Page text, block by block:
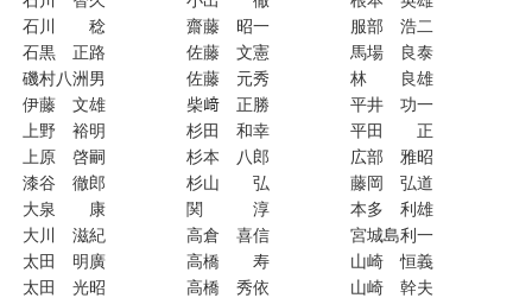
石川 稔
石黒 正路
磯村八洲男
伊藤 文雄
上野 裕明
上原 啓嗣
漆谷 徹郎
大泉 康
大川 滋紀
太田 明廣
太田 光昭
齋藤 昭一
佐藤 文憲
佐藤 元秀
柴﨑 正勝
杉田 和幸
杉本 八郎
杉山 弘
関 淳
高倉 喜信
高橋 寿
高橋 秀依
服部 浩二
馬場 良泰
林 良雄
平井 功一
平田 正
広部 雅昭
藤岡 弘道
本多 利雄
宮城島利一
山崎 恒義
山崎 幹夫